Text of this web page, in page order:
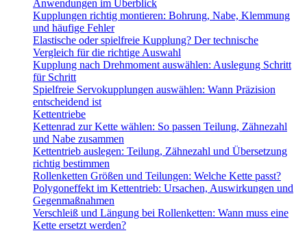
Anwendungen im Überblick
Kupplungen richtig montieren: Bohrung, Nabe, Klemmung
und häufige Fehler
Elastische oder spielfreie Kupplung? Der technische
Vergleich für die richtige Auswahl
Kupplung nach Drehmoment auswählen: Auslegung Schritt
für Schritt
Spielfreie Servokupplungen auswählen: Wann Präzision
entscheidend ist
Kettentriebe
Kettenrad zur Kette wählen: So passen Teilung, Zähnezahl
und Nabe zusammen
Kettentrieb auslegen: Teilung, Zähnezahl und Übersetzung
richtig bestimmen
Rollenketten Größen und Teilungen: Welche Kette passt?
Polygoneffekt im Kettentrieb: Ursachen, Auswirkungen und
Gegenmaßnahmen
Verschleiß und Längung bei Rollenketten: Wann muss eine
Kette ersetzt werden?